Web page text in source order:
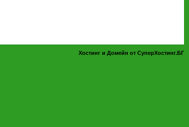
Хостинг и Домейн от СуперХостинг.БГ